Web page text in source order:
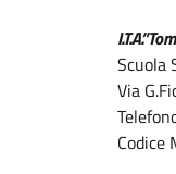
Scuola
Via
Codice